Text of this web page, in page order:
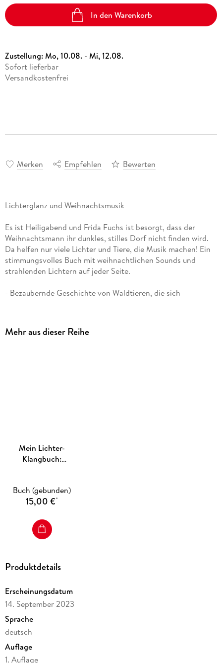
Taschenbücher
eBook epub
16,99 €
Hörbuch Downloads im Bundle
Heinz Strunk
Ulrich Thimm
Kalender
Vergissmeinnicht
Sonstiger Artikel
In den Warenkorb
Zustellung:Mo, 10.08. - Mi, 12.08.
Sofort lieferbar
Versandkostenfrei
Merken Empfehlen Bewerten
Lichterglanz und Weihnachtsmusik
Es ist Heiligabend und Frida Fuchs ist besorgt, dass der
Weihnachtsmann ihr dunkles, stilles Dorf nicht finden wird.
Da helfen nur viele Lichter und Tiere, die Musik machen! Ein
stimmungsvolles Buch mit weihnachtlichen Sounds und
strahlenden Lichtern auf jeder Seite.
- Bezaubernde Geschichte von Waldtieren, die sich
- Mit fünf weihnachtlichen Melodien sowie mehr und mehr
Lichtern auf jeder Doppelseite
Mehr aus dieser Reihe
Mein Lichter-
Klangbuch:
Buch (gebunden)
15,00 €*
Produktdetails
Erscheinungsdatum
14. September 2023
Sprache
deutsch
Auflage
1. Auflage